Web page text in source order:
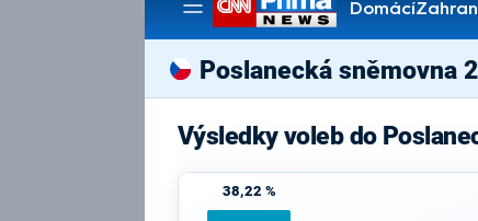
Domácí
Pořady
Poslanecká sněmovna
Výsledky voleb do
38,22 %